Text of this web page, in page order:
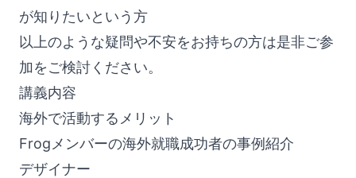
が知りたいという方
以上のような疑問や不安をお持ちの方は是非ご参
加をご検討ください。
講義内容
海外で活動するメリット
Frogメンバーの海外就職成功者の事例紹介
デザイナー